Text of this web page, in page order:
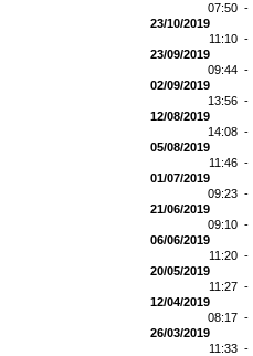
07:50 -
23/10/2019
11:10 -
23/09/2019
09:44 -
02/09/2019
13:56 -
12/08/2019
14:08 -
05/08/2019
11:46 -
01/07/2019
09:23 -
21/06/2019
09:10 -
06/06/2019
11:20 -
20/05/2019
11:27 -
12/04/2019
08:17 -
26/03/2019
11:33 -